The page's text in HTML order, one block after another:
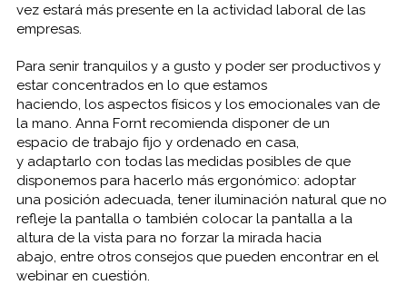
vez estará más presente en la actividad laboral de las
empresas.
Para senir tranquilos y a gusto y poder ser productivos y
estar concentrados en lo que estamos
haciendo, los aspectos físicos y los emocionales van de
la mano. Anna Fornt recomienda disponer de un
espacio de trabajo fijo y ordenado en casa,
y adaptarlo con todas las medidas posibles de que
disponemos para hacerlo más ergonómico: adoptar
una posición adecuada, tener iluminación natural que no
refleje la pantalla o también colocar la pantalla a la
altura de la vista para no forzar la mirada hacia
abajo, entre otros consejos que pueden encontrar en el
webinar en cuestión.